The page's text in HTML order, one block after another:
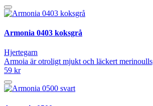
Armonia 0403 koksgrå
Hjertegarn
Armoia är otroligt mjukt och läckert
59 kr